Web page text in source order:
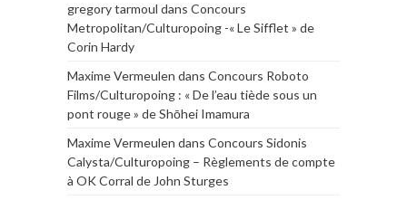
gregory tarmoul dans Concours
Metropolitan/Culturopoing -« Le Sifflet » de
Corin Hardy
Maxime Vermeulen dans Concours Roboto
Films/Culturopoing : « De l’eau tiède sous un
pont rouge » de Shōhei Imamura
Maxime Vermeulen dans Concours Sidonis
Calysta/Culturopoing – Règlements de compte
à OK Corral de John Sturges